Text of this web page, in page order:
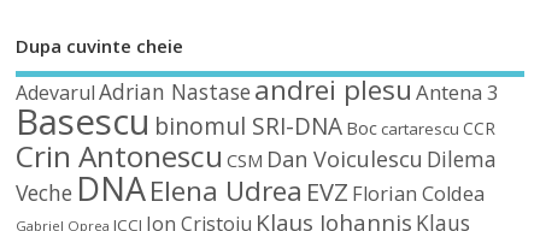
Dupa cuvinte cheie
Adevarul Adrian Nastaseandrei plesuAntena 3
Basescu binomul SRI-DNA Boc cartarescu CCR
Crin Antonescu CSM Dan Voiculescu Dilema
Veche DNAElena Udrea EVZ Florian Coldea
Gabriel Oprea ICCJ Ion Cristoiu Klaus Iohannis Klaus